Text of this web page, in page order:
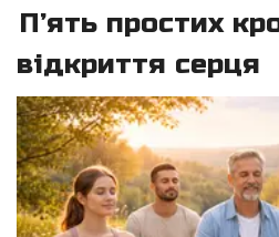
П’ять простих
відкриття серця